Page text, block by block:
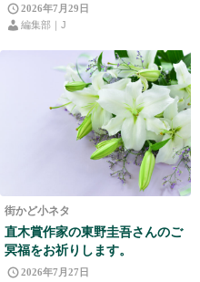
2026年7月29日
編集部｜J
街かど小ネタ
直木賞作家の東野圭吾さんのご
冥福をお祈りします。
2026年7月27日